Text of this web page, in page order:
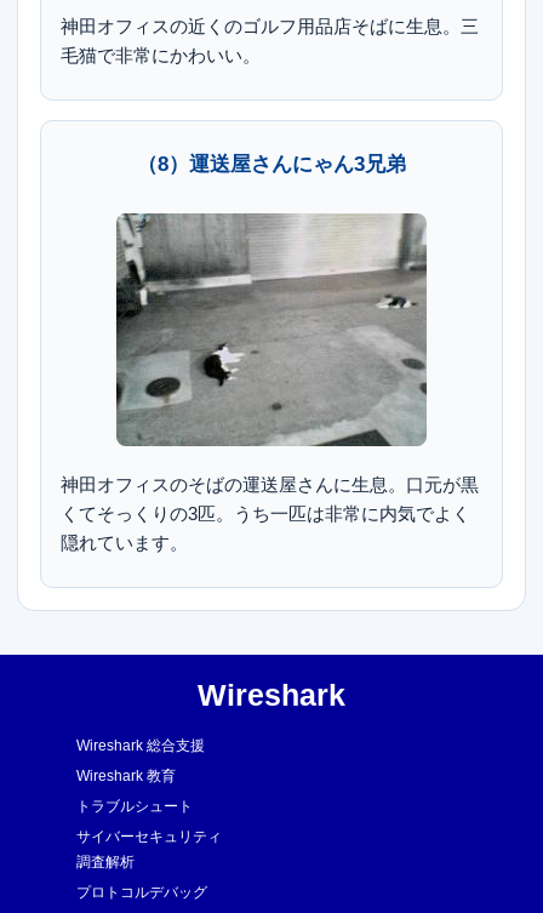
神田オフィスの近くのゴルフ用品店そばに生息。三
毛猫で非常にかわいい。
（8）運送屋さんにゃん3兄弟
神田オフィスのそばの運送屋さんに生息。口元が黒
くてそっくりの3匹。うち一匹は非常に内気でよく
隠れています。
Wireshark
Wireshark 総合支援
Wireshark 教育
トラブルシュート
サイバーセキュリティ
調査解析
プロトコルデバッグ